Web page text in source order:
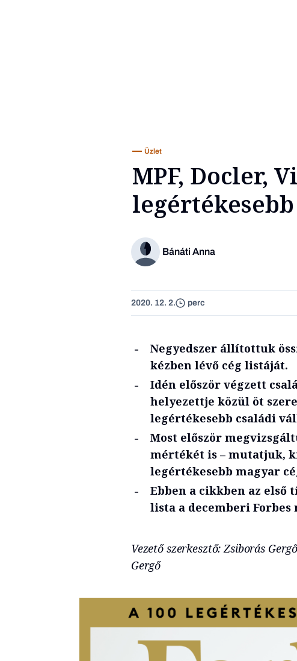
Üzlet
MPF, Docler,
Bánáti Anna
2020. 12. 2. perc
Negyedszer állítottuk
kézben lévő cég listáját.
Idén először végzett
helyezettje közül öt
legértékesebb családi
Most először
mértékét is – mutatjuk,
legértékesebb magyar
Ebben a cikkben az
lista a decemberi Forbes
Vezető szerkesztő: Zsiborás
Gergő